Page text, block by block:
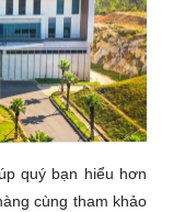
quý bạn hiểu hơn
cùng tham khảo